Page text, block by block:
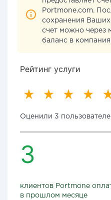
Portmone.com.
сохранения Ваших
счет можно через
баланс в
Рейтинг услуги
Оценили 3
3
клиентов Portmone
в прошлом месяце